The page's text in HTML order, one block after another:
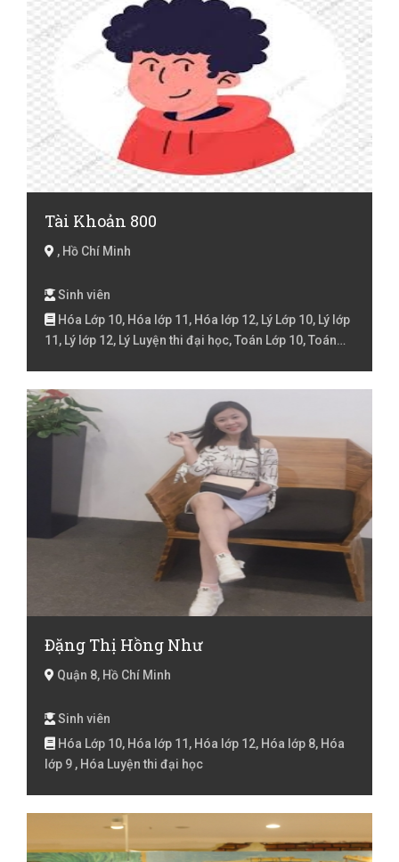
Tài Khoản 800
, Hồ Chí Minh
Sinh viên
Hóa Lớp 10, Hóa lớp 11, Hóa lớp 12, Lý Lớp 10, Lý lớp
11, Lý lớp 12, Lý Luyện thi đại học, Toán Lớp 10, Toán
Đặng Thị Hồng Như
Quận 8, Hồ Chí Minh
Sinh viên
Hóa Lớp 10, Hóa lớp 11, Hóa lớp 12, Hóa lớp 8, Hóa
lớp 9 , Hóa Luyện thi đại học